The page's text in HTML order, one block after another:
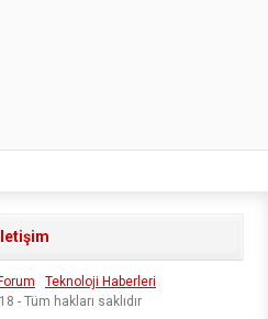
Teknoloji Haberleri
- Tüm hakları saklıdır